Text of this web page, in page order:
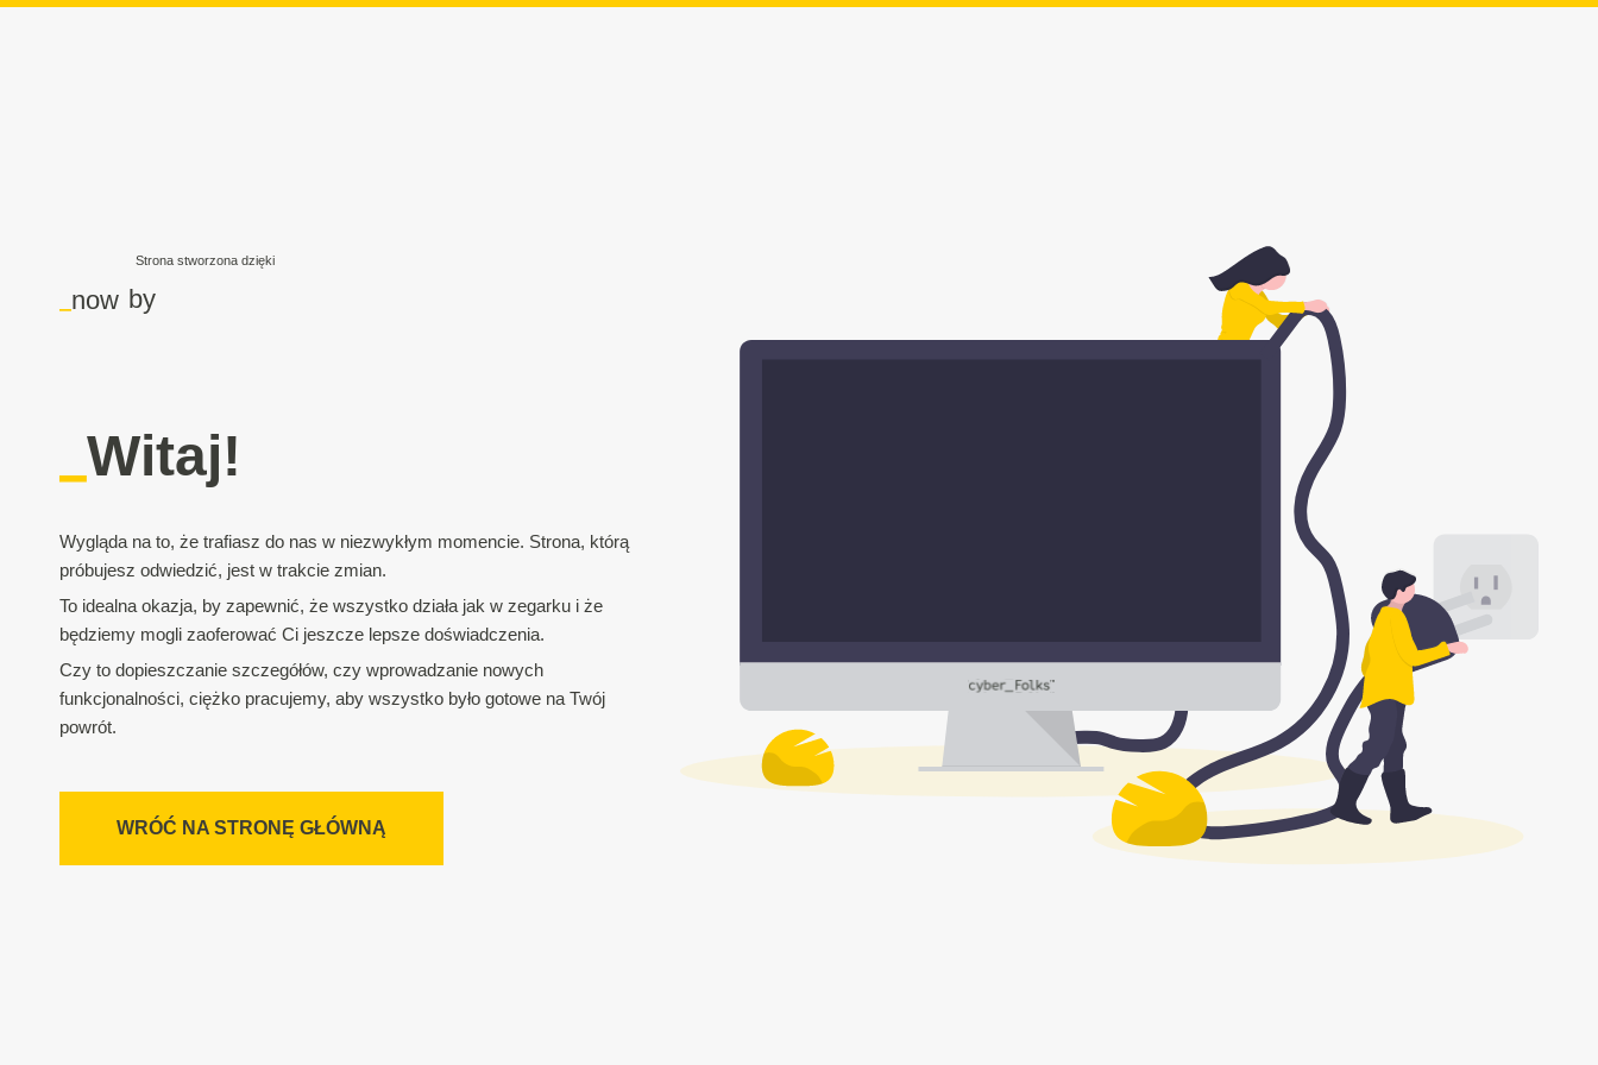
Strona stworzona dzięki
now by
Witaj!
Wygląda na to, że trafiasz do nas w niezwykłym momencie. Strona, którą
próbujesz odwiedzić, jest w trakcie zmian.
To idealna okazja, by zapewnić, że wszystko działa jak w zegarku i że
będziemy mogli zaoferować Ci jeszcze lepsze doświadczenia.
Czy to dopieszczanie szczegółów, czy wprowadzanie nowych
funkcjonalności, ciężko pracujemy, aby wszystko było gotowe na Twój
powrót.
WRÓĆ NA STRONĘ GŁÓWNĄ